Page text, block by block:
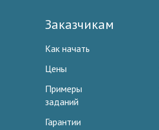
Заказчикам
Как начать
Цены
Примеры
заданий
Гарантии